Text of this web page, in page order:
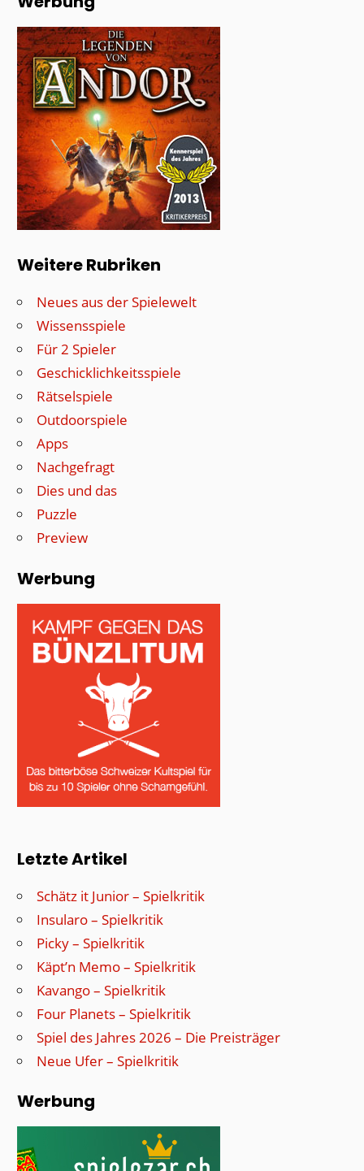
Weitere Rubriken
Neues aus der Spielewelt
Wissensspiele
Für 2 Spieler
Geschicklichkeitsspiele
Rätselspiele
Outdoorspiele
Apps
Nachgefragt
Dies und das
Puzzle
Preview
Werbung
Letzte Artikel
Schätz it Junior – Spielkritik
Insularo – Spielkritik
Picky – Spielkritik
Käpt’n Memo – Spielkritik
Kavango – Spielkritik
Four Planets – Spielkritik
Spiel des Jahres 2026 – Die Preisträger
Neue Ufer – Spielkritik
Werbung